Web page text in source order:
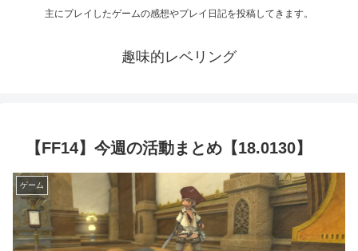
主にプレイしたゲームの感想やプレイ日記を投稿してきます。
趣味的レベリング
【FF14】今週の活動まとめ【18.0130】
ゲーム